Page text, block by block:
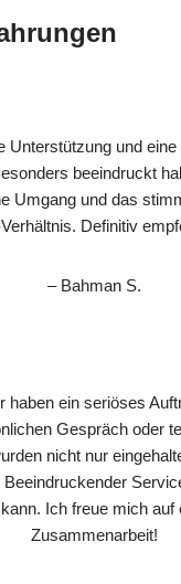
Unterstützung und
beeindruckt
Umgang und das
Definitiv
– Bahman S.
haben ein seriöses
Gespräch oder
nicht nur
Beeindruckender
Ich freue mich auf
Zusammenarbeit!